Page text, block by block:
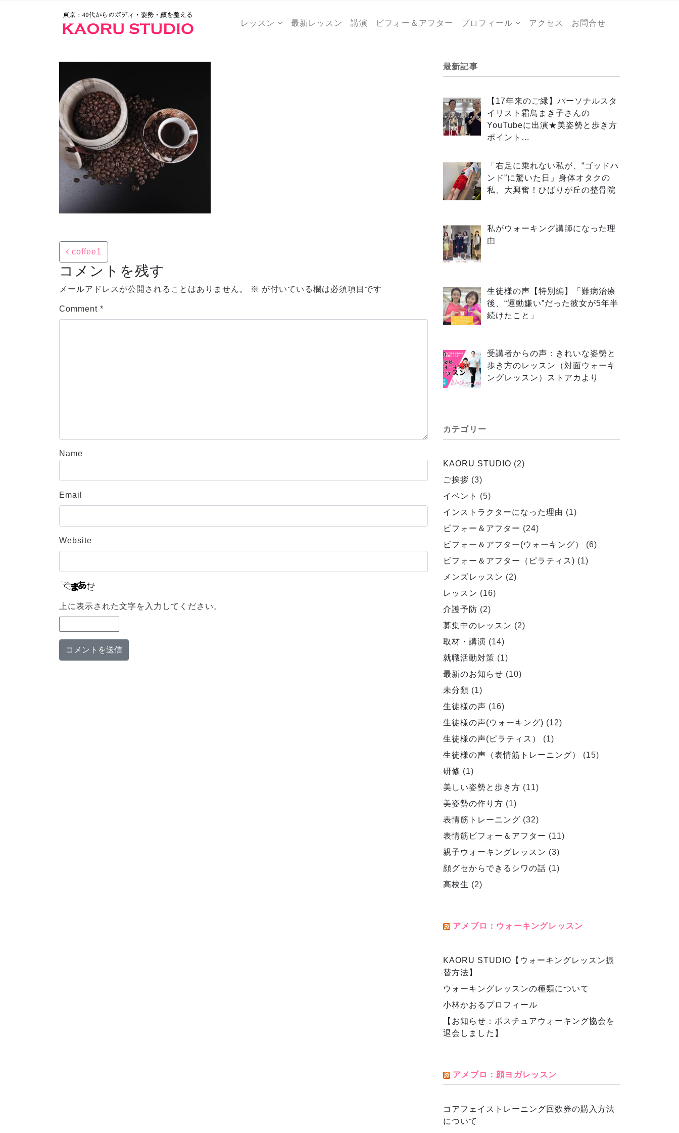
レッスン 最新レッスン 講演 ビフォー＆アフター プロフィール アクセス お問合せ
Post navigation
coffee1
コメントを残す
メールアドレスが公開されることはありません。 ※ が付いている欄は必須項目です
Comment *
Name
Email
Website
上に表示された文字を入力してください。
最新記事
【17年来のご縁】パーソナルスタ
イリスト霜鳥まき子さんの
YouTubeに出演★美姿勢と歩き方
ポイント…
「右足に乗れない私が、“ゴッドハ
ンド”に驚いた日」身体オタクの
私、大興奮！ひばりが丘の整骨院
私がウォーキング講師になった理
由
生徒様の声【特別編】「難病治療
後、“運動嫌い”だった彼女が5年半
続けたこと」
受講者からの声：きれいな姿勢と
歩き方のレッスン（対面ウォーキ
ングレッスン）ストアカより
カテゴリー
KAORU STUDIO (2)
ご挨拶 (3)
イベント
(5)
インストラクターになった理由 (1)
ビフォー＆アフター (24)
ビフォー＆アフター(ウォーキング）
(6)
ビフォー＆アフター（ピラティス) (1)
メンズレッスン (2)
レッスン (16)
介護予防 (2)
募集中のレッスン (2)
取材・講演 (14)
就職活動対策 (1)
最新のお知らせ (10)
未分類 (1)
生徒様の声 (16)
生徒様の声(ウォーキング) (12)
生徒様の声(ピラティス）
(1)
生徒様の声（表情筋トレーニング）
(15)
研修 (1)
美しい姿勢と歩き方 (11)
美姿勢の作り方 (1)
表情筋トレーニング (32)
表情筋ビフォー＆アフター (11)
親子ウォーキングレッスン (3)
顔グセからできるシワの話 (1)
高校生 (2)
アメブロ：ウォーキングレッスン
KAORU STUDIO【ウォーキングレッスン振
替方法】
ウォーキングレッスンの種類について
小林かおるプロフィール
【お知らせ：ポスチュアウォーキング協会を
退会しました】
アメブロ：顔ヨガレッスン
コアフェイストレーニング回数券の購入方法
について